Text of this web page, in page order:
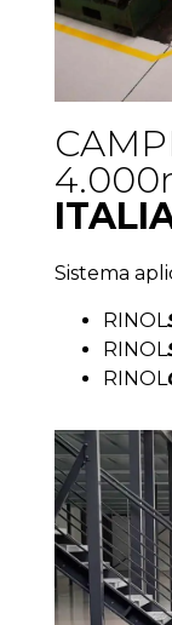
Sistema
RINOL
RINOL
RINOL